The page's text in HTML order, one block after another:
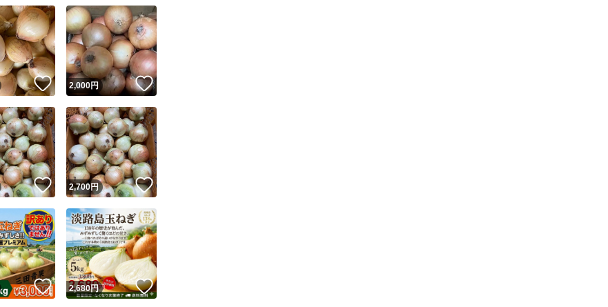
◯+ このユーザーはYahoo!フリマの取引を完了させた実績があります
実績◯+ このユーザーは他フリマサービスでの取引実績があります
心発送
実績に基づく表示であり、発送を保証しているものではありません
＆安心発送
このユーザーは高頻度で24時間以内＆設定した発送日数内に発送してい
ます
発送 このユーザーは高頻度で24時間以内に発送しています
このユーザーは設定した発送日数内に発送しています
は1商品につき1回です
出品ページへ
キャンセル
いいね！
2,000円 いいね！
いいね！
2,700円 いいね！
いいね！
2,680円 いいね！